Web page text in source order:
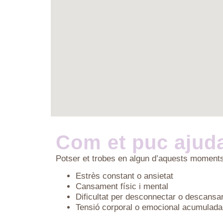
Com et puc
Potser et trobes en algun d’aquests
Estrès constant o ansietat
Cansament físic i mental
Dificultat per desconnectar o
Tensió corporal o emocional acumulada